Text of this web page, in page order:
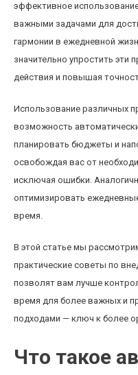
эффективное
важными задачами для
гармонии в ежедневной
значительно упростить эти
действия и повышая
Использование различных
возможность
планировать бюджеты и
освобождая вас от
исключая ошибки.
оптимизировать
время.
В этой статье мы
практические советы по
позволят вам лучше
время для более важных и
подходами — ключ к более
Что такое